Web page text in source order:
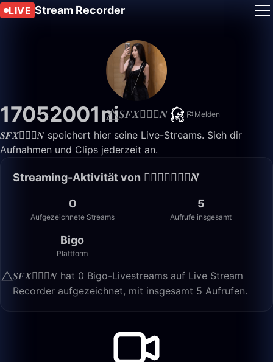
LIVE Stream Recorder
17052001ni⃤𝑺𝑭𝑿🧚🏻‍♀️𝑵 Melden
⃤𝑺𝑭𝑿🧚🏻‍♀️𝑵 speichert hier seine Live-Streams. Sieh dir
Aufnahmen und Clips jederzeit an.
Streaming-Aktivität von ⃤𝑺𝑭𝑿🧚🏻‍♀️𝑵
0
Aufgezeichnete Streams
5
Aufrufe insgesamt
Bigo
Plattform
⃤𝑺𝑭𝑿🧚🏻‍♀️𝑵 hat 0 Bigo-Livestreams auf Live Stream
Recorder aufgezeichnet, mit insgesamt 5 Aufrufen.